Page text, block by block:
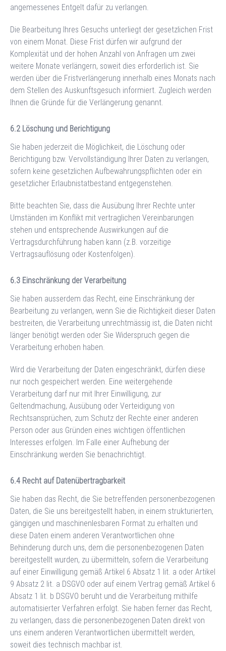
angemessenes Entgelt dafür zu verlangen.
Die Bearbeitung Ihres Gesuchs unterliegt der gesetzlichen Frist
von einem Monat. Diese Frist dürfen wir aufgrund der
Komplexität und der hohen Anzahl von Anfragen um zwei
weitere Monate verlängern, soweit dies erforderlich ist. Sie
werden über die Fristverlängerung innerhalb eines Monats nach
dem Stellen des Auskunftsgesuch informiert. Zugleich werden
Ihnen die Gründe für die Verlängerung genannt.
Löschung und Berichtigung
Sie haben jederzeit die Möglichkeit, die Löschung oder
Berichtigung bzw. Vervollständigung Ihrer Daten zu verlangen,
sofern keine gesetzlichen Aufbewahrungspflichten oder ein
gesetzlicher Erlaubnistatbestand entgegenstehen.
Bitte beachten Sie, dass die Ausübung Ihrer Rechte unter
Umständen im Konflikt mit vertraglichen Vereinbarungen
stehen und entsprechende Auswirkungen auf die
Vertragsdurchführung haben kann (z.B. vorzeitige
Vertragsauflösung oder Kostenfolgen).
Einschränkung der Verarbeitung
Sie haben ausserdem das Recht, eine Einschränkung der
Bearbeitung zu verlangen, wenn Sie die Richtigkeit dieser Daten
bestreiten, die Verarbeitung unrechtmässig ist, die Daten nicht
länger benötigt werden oder Sie Widerspruch gegen die
Verarbeitung erhoben haben.
Wird die Verarbeitung der Daten eingeschränkt, dürfen diese
nur noch gespeichert werden. Eine weitergehende
Verarbeitung darf nur mit Ihrer Einwilligung, zur
Geltendmachung, Ausübung oder Verteidigung von
Rechtsansprüchen, zum Schutz der Rechte einer anderen
Person oder aus Gründen eines wichtigen öffentlichen
Interesses erfolgen. Im Falle einer Aufhebung der
Einschränkung werden Sie benachrichtigt.
Recht auf Datenübertragbarkeit
Sie haben das Recht, die Sie betreffenden personenbezogenen
Daten, die Sie uns bereitgestellt haben, in einem strukturierten,
gängigen und maschinenlesbaren Format zu erhalten und
diese Daten einem anderen Verantwortlichen ohne
Behinderung durch uns, dem die personenbezogenen Daten
bereitgestellt wurden, zu übermitteln, sofern die Verarbeitung
auf einer Einwilligung gemäß Artikel 6 Absatz 1 lit. a oder Artikel
9 Absatz 2 lit. a DSGVO oder auf einem Vertrag gemäß Artikel 6
Absatz 1 lit. b DSGVO beruht und die Verarbeitung mithilfe
automatisierter Verfahren erfolgt. Sie haben ferner das Recht,
zu verlangen, dass die personenbezogenen Daten direkt von
uns einem anderen Verantwortlichen übermittelt werden,
soweit dies technisch machbar ist.